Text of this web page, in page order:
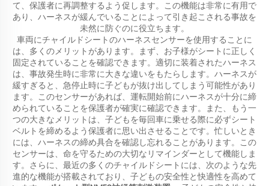
て、保護者に再調整するよう促します。この機能は非常に有用で
あり、ハーネスが緩んでいることによって引き起こされる事故を
未然に防ぐのに役立ちます。
車両にチャイルドシートのハーネスセンサーを使用することに
は、多くのメリットがあります。まず、お子様がシートに正しく
固定されていることを確認できます。適切に装着されたハーネス
は、事故発生時に非常に大きな違いをもたらします。ハーネスが
緩すぎると、急停止時に子どもが抜け出してしまう可能性があり
ます。このセンサーがあれば、運転開始前にハーネスが十分に締
められていることを保護者が確実に確認できます。また、もう一
つの大きなメリットは、子どもを毎回車に乗せる際に必ずシート
ベルトを締めるよう保護者に思い出させることです。忙しいとき
には、ハーネスの締め具合を確認し忘れることがあります。この
センサーは、命を守るための大切なリマインダーとして機能しま
す。さらに、最近の多くのチャイルドシートには、次のような先
進的な機能が搭載されており、子どもの安全性と快適性を高めて